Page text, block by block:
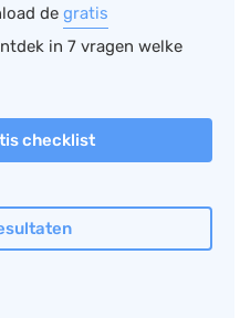
de gratis
in 7 vragen welke
checklist